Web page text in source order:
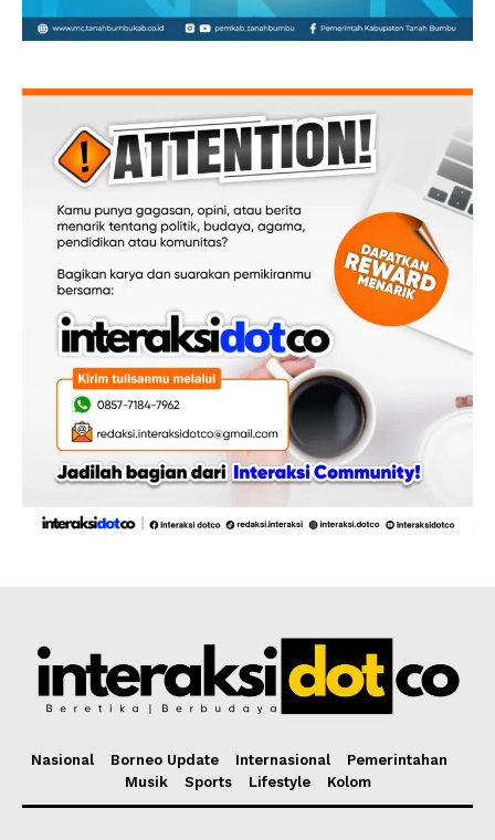
Nasional Borneo Update Internasional
Pemerintahan
Musik
Sports Lifestyle Kolom